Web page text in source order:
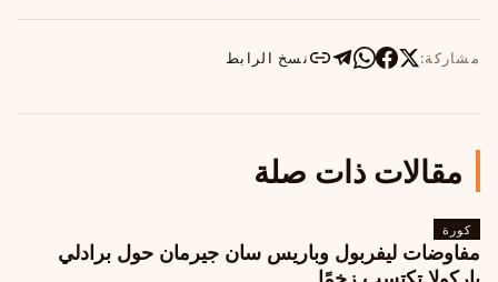
مشاركة: نسخ الرابط
مقالات ذات صلة
كورة
مفاوضات ليفربول وباريس سان جيرمان حول برادلي